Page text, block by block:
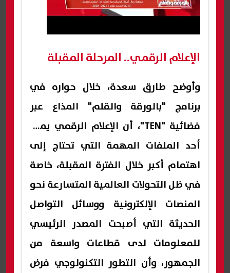
الإعلام الرقمي.. المرحلة المقبلة
وأوضح طارق سعدة، خلال حواره في
برنامج "بالورقة والقلم" المذاع عبر
فضائية "TEN"، أن الإعلام الرقمي يمثل
أحد الملفات المهمة التي تحتاج إلى
اهتمام أكبر خلال الفترة المقبلة، خاصة
في ظل التحولات العالمية المتسارعة نحو
المنصات الإلكترونية ووسائل التواصل
الحديثة التي أصبحت المصدر الرئيسي
للمعلومات لدى قطاعات واسعة من
الجمهور، وأن التطور التكنولوجي فرض